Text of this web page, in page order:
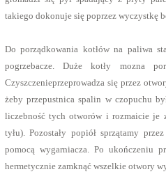
takiego dokonuje się poprzez wyczystkę
Do porządkowania kotłów na paliwa
pogrzebacze. Duże kotły mozna
Czyszczenieprzeprowadza się przez
żeby przepustnica spalin w czopuchu
liczebność tych otworów i rozmaicie
tyłu). Pozostały popiół sprzątamy
pomocą wygarniacza. Po ukończeniu
hermetycznie zamknąć wszelkie otwory